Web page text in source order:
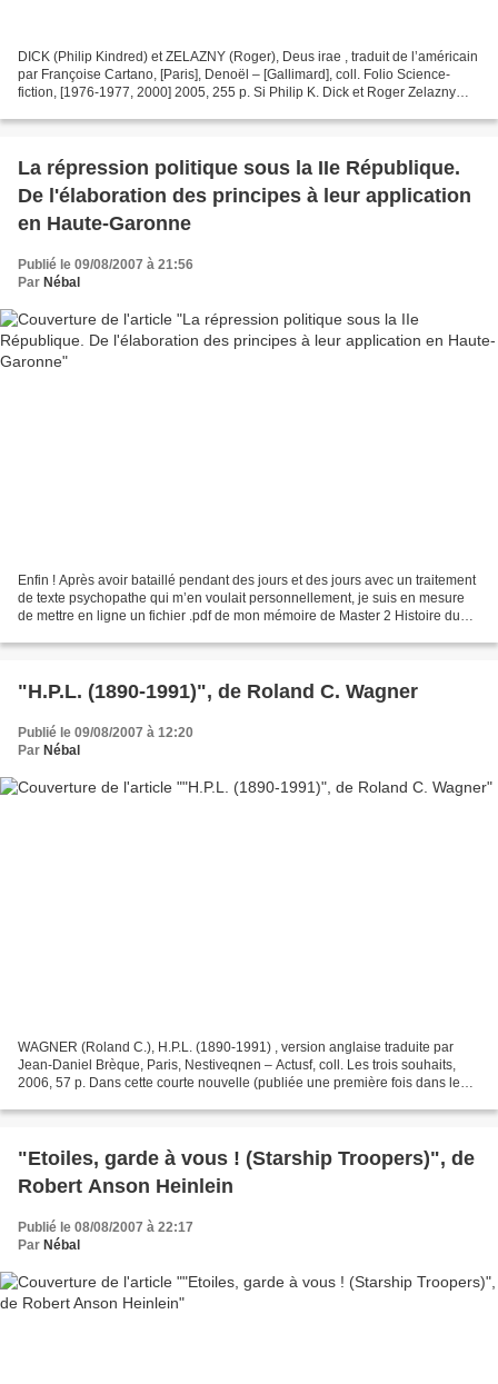
DICK (Philip Kindred) et ZELAZNY (Roger), Deus irae , traduit de l’américain
par Françoise Cartano, [Paris], Denoël – [Gallimard], coll. Folio Science-
fiction, [1976-1977, 2000] 2005, 255 p. Si Philip K. Dick et Roger Zelazny
La répression politique sous la IIe République.
De l'élaboration des principes à leur application
en Haute-Garonne
Publié le 09/08/2007 à 21:56
Par Nébal
Enfin ! Après avoir bataillé pendant des jours et des jours avec un traitement
de texte psychopathe qui m’en voulait personnellement, je suis en mesure
de mettre en ligne un fichier .pdf de mon mémoire de Master 2 Histoire du
"H.P.L. (1890-1991)", de Roland C. Wagner
Publié le 09/08/2007 à 12:20
Par Nébal
WAGNER (Roland C.), H.P.L. (1890-1991) , version anglaise traduite par
Jean-Daniel Brèque, Paris, Nestiveqnen – Actusf, coll. Les trois souhaits,
2006, 57 p. Dans cette courte nouvelle (publiée une première fois dans le
"Etoiles, garde à vous ! (Starship Troopers)", de
Robert Anson Heinlein
Publié le 08/08/2007 à 22:17
Par Nébal